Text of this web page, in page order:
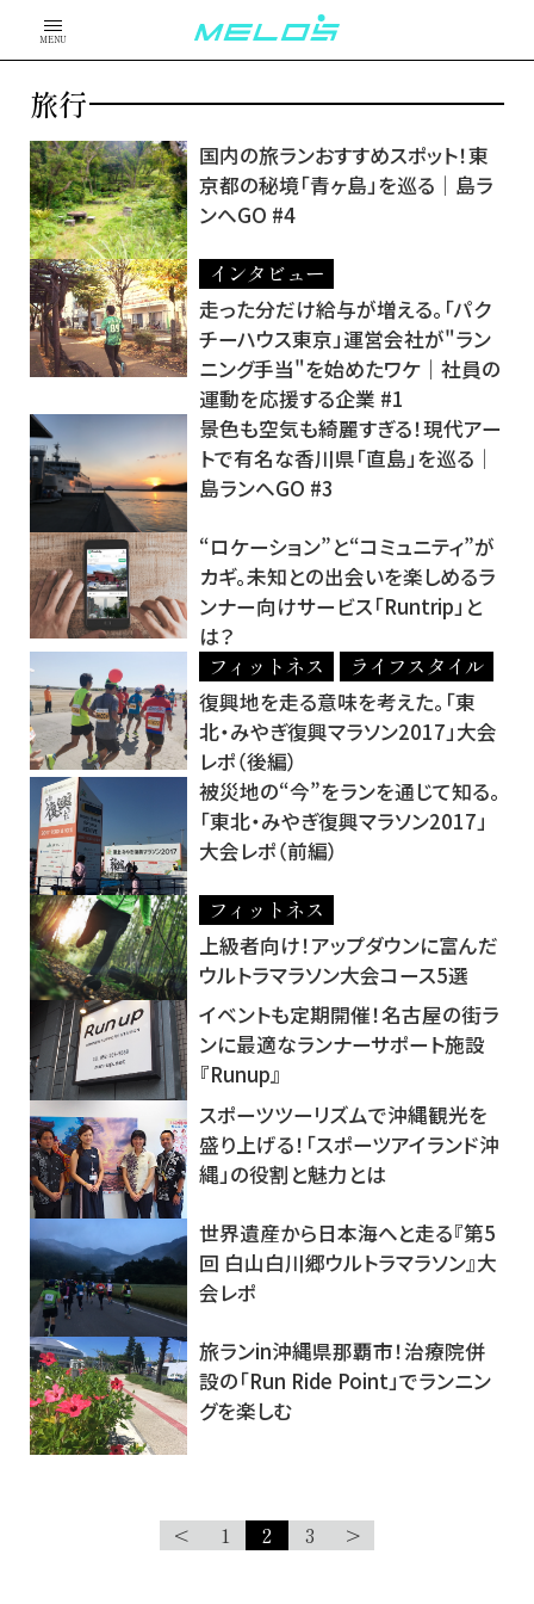
MENU
旅行
国内の旅ランおすすめスポット！東
京都の秘境「青ヶ島」を巡る│島ラ
ンへGO #4
インタビュー
走った分だけ給与が増える。「パク
チーハウス東京」運営会社が"ラン
ニング手当"を始めたワケ｜社員の
運動を応援する企業 #1
景色も空気も綺麗すぎる！現代アー
トで有名な香川県「直島」を巡る│
島ランへGO #3
“ロケーション”と“コミュニティ”が
カギ。未知との出会いを楽しめるラ
ンナー向けサービス「Runtrip」と
は？
フィットネス
ライフスタイル
復興地を走る意味を考えた。「東
北・みやぎ復興マラソン2017」大会
レポ（後編）
被災地の“今”をランを通じて知る。
「東北・みやぎ復興マラソン2017」
大会レポ（前編）
フィットネス
上級者向け！アップダウンに富んだ
ウルトラマラソン大会コース5選
イベントも定期開催！名古屋の街ラ
ンに最適なランナーサポート施設
『Runup』
スポーツツーリズムで沖縄観光を
盛り上げる！「スポーツアイランド沖
縄」の役割と魅力とは
世界遺産から日本海へと走る『第5
回 白山白川郷ウルトラマラソン』大
会レポ
旅ランin沖縄県那覇市！治療院併
設の「Run Ride Point」でランニン
グを楽しむ
< 1 2 3 >